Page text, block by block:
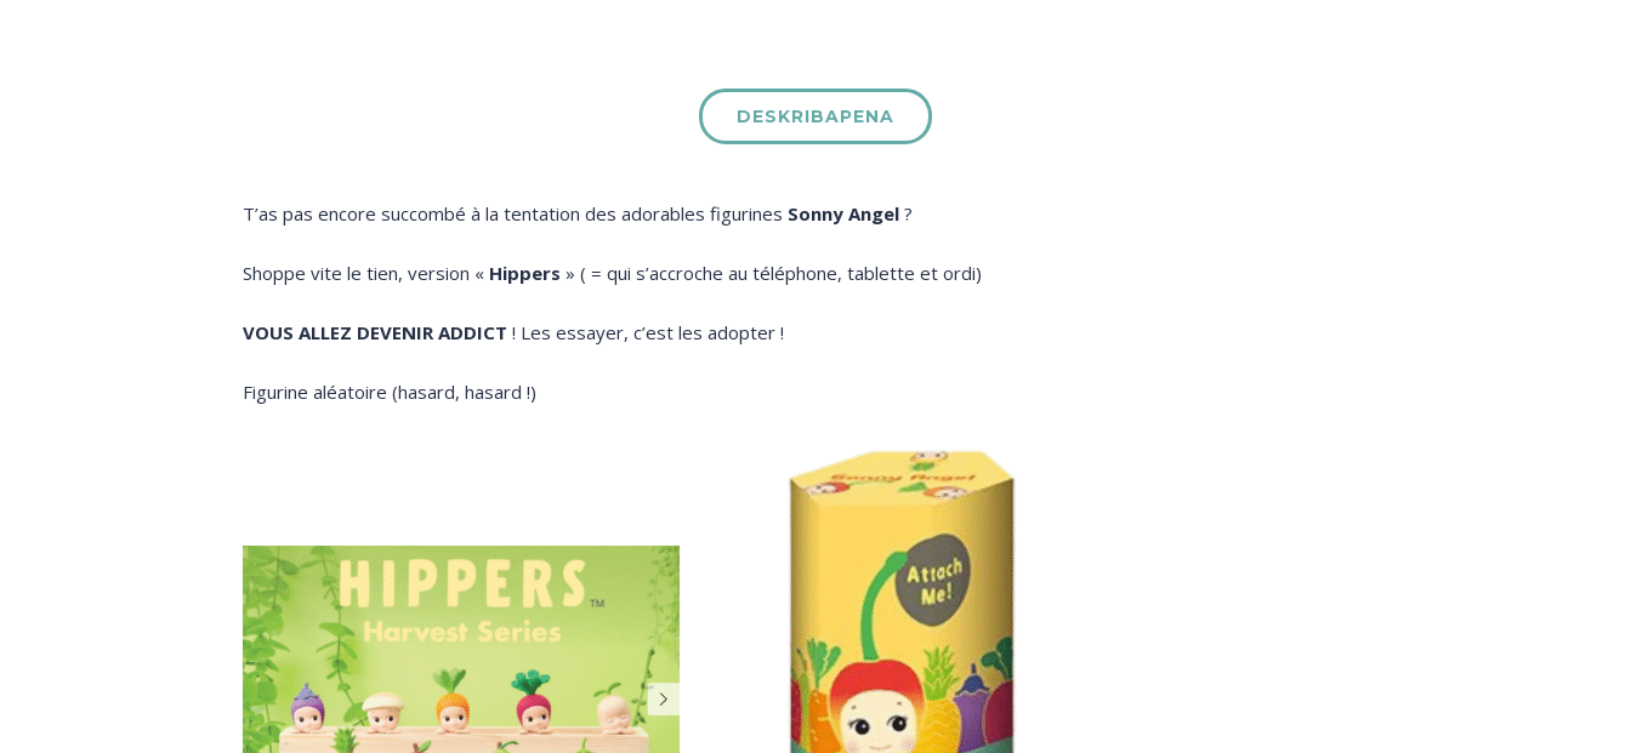
DESKRIBAPENA
T’as pas encore succombé à la tentation des adorables figurines Sonny Angel?
Shoppe vite le tien, version « Hippers » ( = qui s’accroche au téléphone, tablette et ordi)
VOUS ALLEZ DEVENIR ADDICT ! Les essayer, c’est les adopter !
Figurine aléatoire (hasard, hasard !)